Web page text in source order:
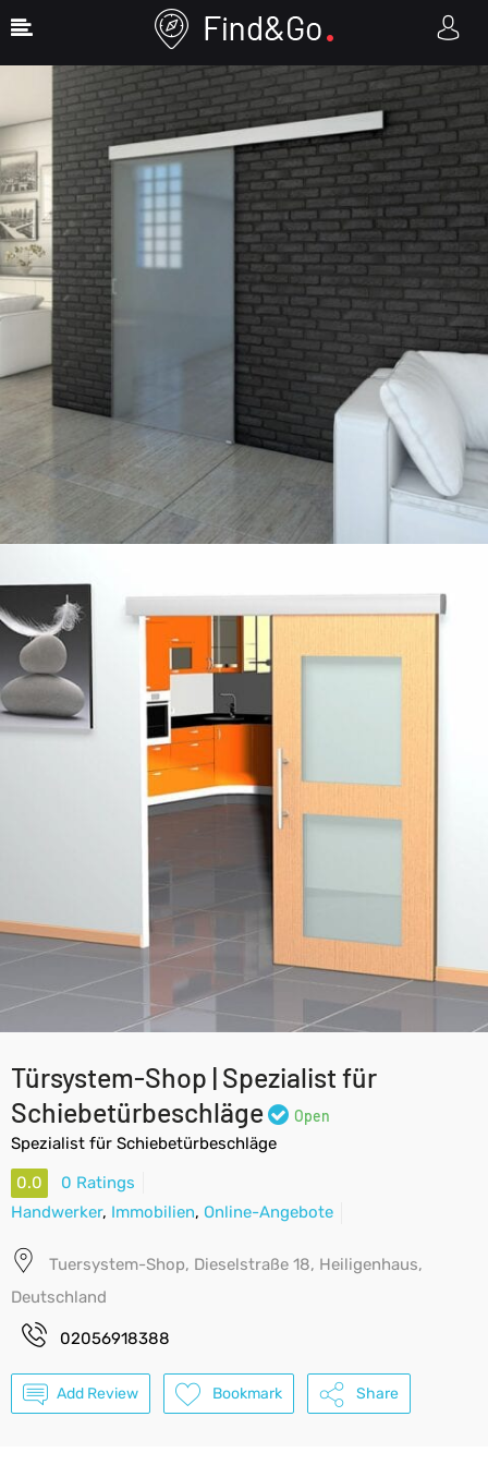
Show Sidebar
Türsystem-Shop | Spezialist für
Schiebetürbeschläge
Open
Spezialist für Schiebetürbeschläge
0.0
0 Ratings
Handwerker, Immobilien, Online-Angebote
Tuersystem-Shop, Dieselstraße 18, Heiligenhaus,
Deutschland
02056918388
Add Review Bookmark Share